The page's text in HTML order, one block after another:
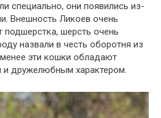
специально, они появились из-
Внешность Ликоев очень
подшерстка, шерсть очень
назвали в честь оборотня из
эти кошки обладают
дружелюбным характером.